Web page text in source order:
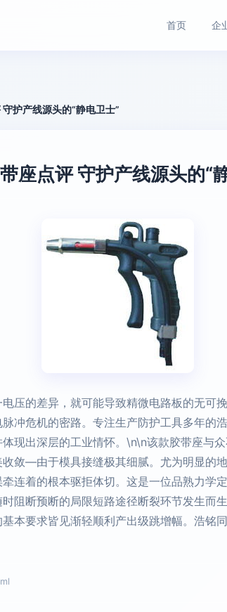
首页 企
护产线源头的“静电卫士”
座点评 守护产线源头的“
的差异，就可能导致精微电路板的无可
冲危机的密路。专注生产防护工具多年的
现出深层的工业情怀。\n\n该款胶带座与
敛—由于模具接缝极其细腻。尤为明显的
连着的根本驱拒体切。这是一位品熟力学
阻断预断的局限短路途径断裂环节发生而
本要求皆见渐轻顺利产出级跳增幅。浩铭